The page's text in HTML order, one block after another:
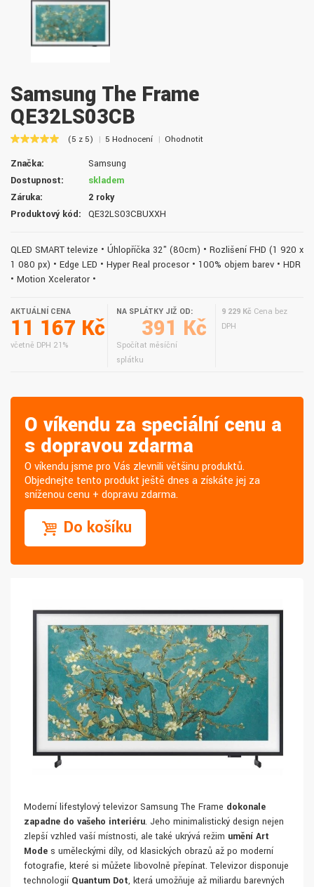
Samsung The Frame
QE32LS03CB
(5 z 5) 5 Hodnocení Ohodnotit
Značka:
Samsung
Dostupnost:
skladem
Záruka:
2 roky
Produktový kód:
QE32LS03CBUXXH
QLED SMART televize • Úhlopříčka 32" (80cm) • Rozlišení FHD (1 920 x
1 080 px) • Edge LED • Hyper Real procesor • 100% objem barev • HDR
• Motion Xcelerator •
AKTUÁLNÍ CENA
11 167 Kč
včetně DPH 21%
NA SPLÁTKY JIŽ OD:
391 Kč
Spočítat měsíční
splátku
9 229 Kč Cena bez
DPH
O víkendu za speciální cenu a
s dopravou zdarma
O víkendu jsme pro Vás zlevnili většinu produktů.
Objednejte tento produkt ještě dnes a získáte jej za
sníženou cenu + dopravu zdarma.
Do košíku
Moderní lifestylový televizor Samsung The Frame dokonale
zapadne do vašeho interiéru. Jeho minimalistický design nejen
zlepší vzhled vaší místnosti, ale také ukrývá režim umění Art
Mode s uměleckými díly, od klasických obrazů až po moderní
fotografie, které si můžete libovolně přepínat. Televizor disponuje
technologií Quantum Dot, která umožňuje až miliardu barevných